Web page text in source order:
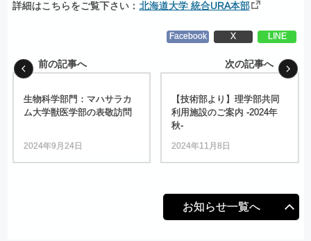
詳細はこちらをご覧下さい： 北海道大学 統合URA本部
Facebook X LINE
前の記事へ
生物科学部門： マハサラカ
ム大学獣医学部の表敬訪問
2024年9月24日
次の記事へ
【技術部より】 理学部共同
利用施設のご案内 -2024年
秋-
2024年11月8日
お知らせ一覧へ